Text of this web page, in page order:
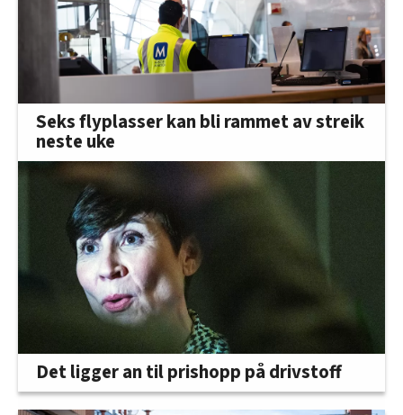
Seks flyplasser kan bli rammet av streik
neste uke
Det ligger an til prishopp på drivstoff